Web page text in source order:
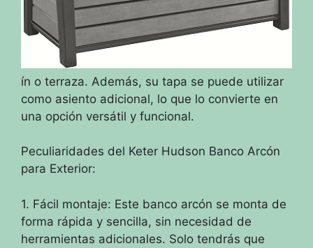
ín o terraza. Además, su tapa se puede utilizar
como asiento adicional, lo que lo convierte en
una opción versátil y funcional.
Peculiaridades del Keter Hudson Banco Arcón
para Exterior:
1. Fácil montaje: Este banco arcón se monta de
forma rápida y sencilla, sin necesidad de
herramientas adicionales. Solo tendrás que